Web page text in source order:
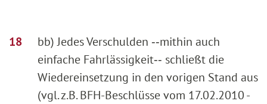
bb) Jedes Verschulden ‑‑mithin auch
einfache Fahrlässigkeit‑‑ schließt die
Wiedereinsetzung in den vorigen Stand aus
(vgl. z.B. BFH-Beschlüsse vom 17.02.2010 -